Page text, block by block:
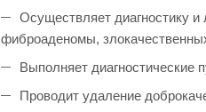
Осуществляет диагностику
фиброаденомы,
Выполняет диагностические
Проводит удаление